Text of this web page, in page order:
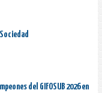
del GIFOSUB 2026 en